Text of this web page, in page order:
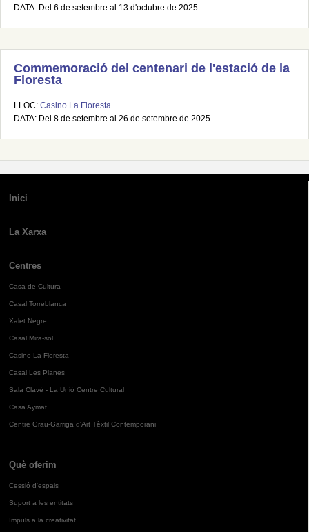
DATA: Del 6 de setembre al 13 d'octubre de 2025
Commemoració del centenari de l'estació de la
Floresta
LLOC: Casino La Floresta
DATA: Del 8 de setembre al 26 de setembre de 2025
Inici
La Xarxa
Centres
Casa de Cultura
Casal Torreblanca
Xalet Negre
Casal Mira-sol
Casino La Floresta
Casal Les Planes
Sala Clavé - La Unió Centre Cultural
Casa Aymat
Centre Grau-Garriga d'Art Tèxtil Contemporani
Què oferim
Cessió d'espais
Suport a les entitats
Impuls a la creativitat